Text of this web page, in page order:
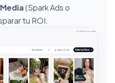
(Spark Ads o
tu ROI.